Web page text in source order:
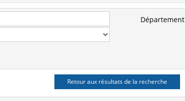
Département
Retour aux résultats de la recherche